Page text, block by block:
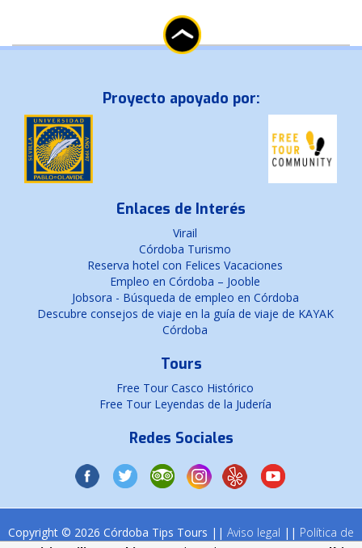
Proyecto apoyado por:
Enlaces de Interés
Virail
Córdoba Turismo
Reserva hotel con Felices Vacaciones
Empleo en Córdoba – Jooble
Jobsora - Búsqueda de empleo en Córdoba
Descubre consejos de viaje en la guía de viaje de KAYAK
Córdoba
Tours
Free Tour Casco Histórico
Free Tour Leyendas de la Judería
Redes Sociales
Copyright © 2026 Córdoba Tips Tours || Aviso legal || Política de